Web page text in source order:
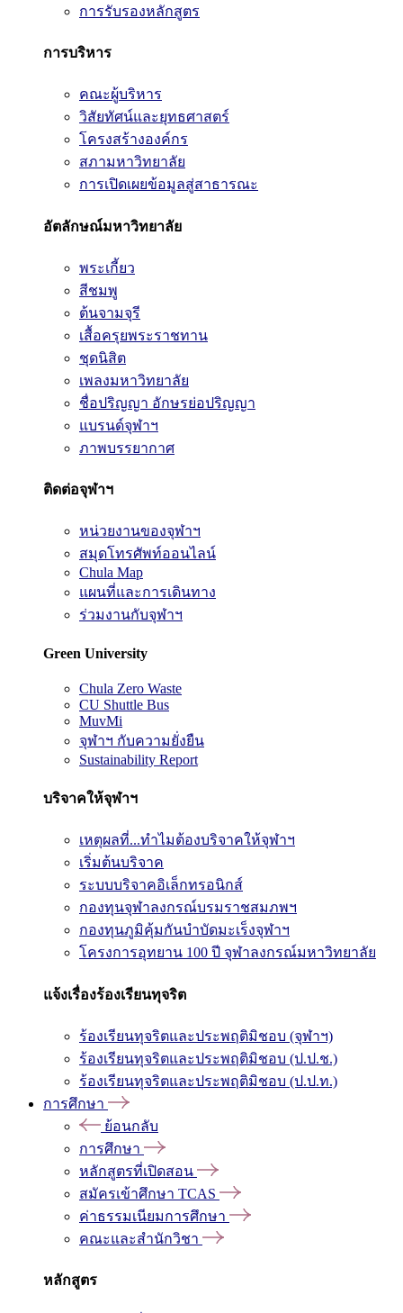
การรับรองหลักสูตร
การบริหาร
คณะผู้บริหาร
วิสัยทัศน์และยุทธศาสตร์
โครงสร้างองค์กร
สภามหาวิทยาลัย
การเปิดเผยข้อมูลสู่สาธารณะ
อัตลักษณ์มหาวิทยาลัย
พระเกี้ยว
สีชมพู
ต้นจามจุรี
เสื้อครุยพระราชทาน
ชุดนิสิต
เพลงมหาวิทยาลัย
ชื่อปริญญา อักษรย่อปริญญา
แบรนด์จุฬาฯ
ภาพบรรยากาศ
ติดต่อจุฬาฯ
หน่วยงานของจุฬาฯ
สมุดโทรศัพท์ออนไลน์
Chula Map
แผนที่และการเดินทาง
ร่วมงานกับจุฬาฯ
Green University
Chula Zero Waste
CU Shuttle Bus
MuvMi
จุฬาฯ กับความยั่งยืน
Sustainability Report
บริจาคให้จุฬาฯ
เหตุผลที่...ทำไมต้องบริจาคให้จุฬาฯ
เริ่มต้นบริจาค
ระบบบริจาคอิเล็กทรอนิกส์
กองทุนจุฬาลงกรณ์บรมราชสมภพฯ
กองทุนภูมิคุ้มกันบำบัดมะเร็งจุฬาฯ
โครงการอุทยาน 100 ปี จุฬาลงกรณ์มหาวิทยาลัย
แจ้งเรื่องร้องเรียนทุจริต
ร้องเรียนทุจริตและประพฤติมิชอบ (จุฬาฯ)
ร้องเรียนทุจริตและประพฤติมิชอบ (ป.ป.ช.)
ร้องเรียนทุจริตและประพฤติมิชอบ (ป.ป.ท.)
การศึกษา
ย้อนกลับ
การศึกษา
หลักสูตรที่เปิดสอน
สมัครเข้าศึกษา TCAS
ค่าธรรมเนียมการศึกษา
คณะและสำนักวิชา
หลักสูตร